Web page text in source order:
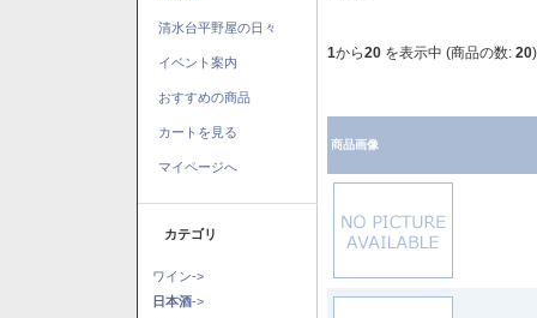
清水台平野屋の日々
イベント案内
おすすめの商品
カートを見る
マイページへ
カテゴリ
ワイン->
日本酒->
1から20 を表示中 (商品の数: 20)
商品画像